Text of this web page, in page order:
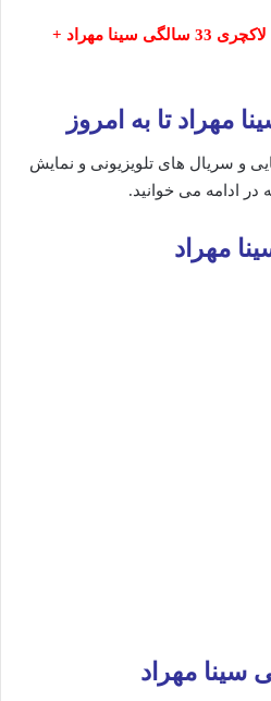
فیلم جشن تولد لاکچری 33 سالگی سینا مهراد +
مهراد تا به امروز
و سریال های تلویزیونی و نمایش
ادامه می خوانید.
مهراد
سینا مهراد